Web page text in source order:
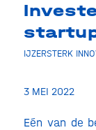
IJZERSTERK
3 MEI 2022
Eén van de